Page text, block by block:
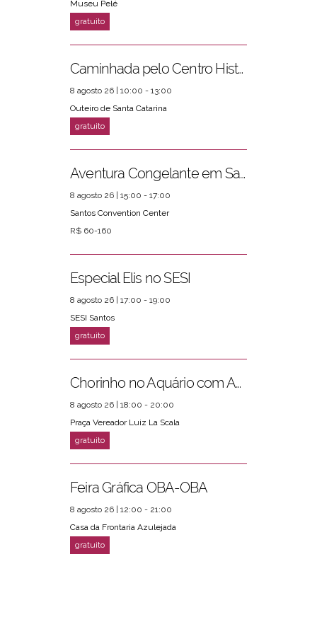
Museu Pelé
Caminhada pelo Centro Histórico
8 agosto 26 | 10:00 - 13:00
Outeiro de Santa Catarina
Aventura Congelante em Santos
8 agosto 26 | 15:00 - 17:00
Santos Convention Center
R$ 60-160
Especial Elis no SESI
8 agosto 26 | 17:00 - 19:00
SESI Santos
Chorinho no Aquário com Amigos da Música e Mari Torres
8 agosto 26 | 18:00 - 20:00
Praça Vereador Luiz La Scala
Feira Gráfica OBA-OBA
8 agosto 26 | 12:00 - 21:00
Casa da Frontaria Azulejada